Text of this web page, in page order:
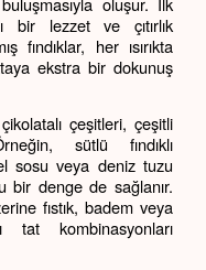
bir lezzet ve çıtırlık
fındıklar, her ısırıkta
ekstra bir dokunuş
çeşitleri, çeşitli
sütlü fındıklı
sosu veya deniz tuzu
bir denge de sağlanır.
fıstık, badem veya
kombinasyonları